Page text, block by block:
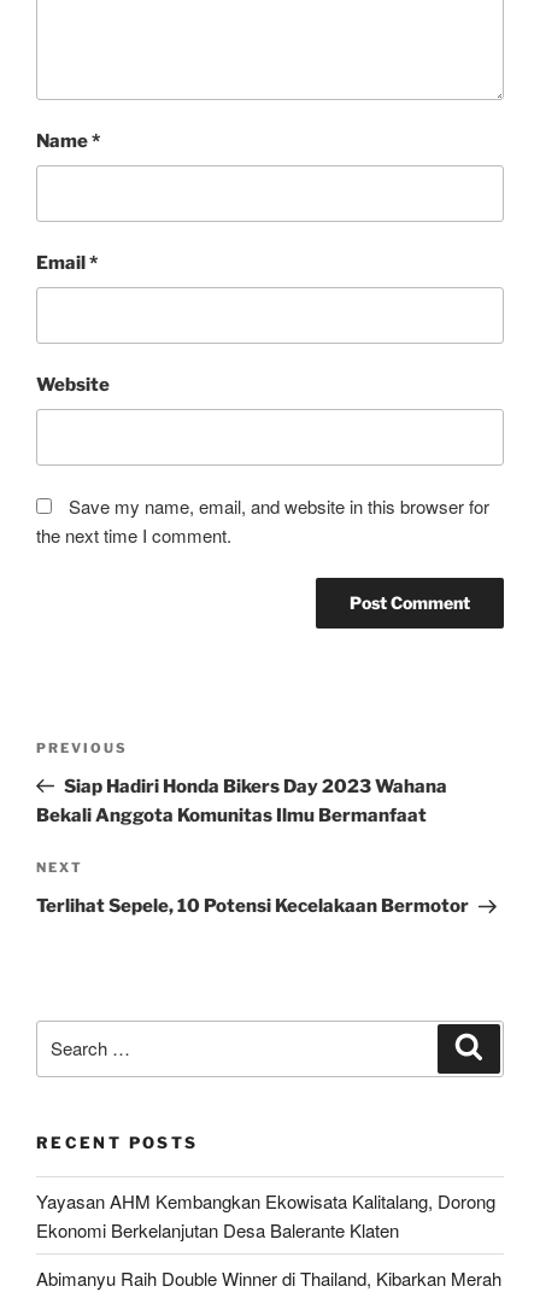
Name*
Email*
Website
Save my name, email, and website in this browser for
the next time I comment.
Previous
Post
PREVIOUS
Siap Hadiri Honda Bikers Day 2023 Wahana
Bekali Anggota Komunitas Ilmu Bermanfaat
Next
Post
NEXT
Terlihat Sepele, 10 Potensi Kecelakaan Bermotor
for:
RECENT POSTS
Yayasan AHM Kembangkan Ekowisata Kalitalang, Dorong
Ekonomi Berkelanjutan Desa Balerante Klaten
Abimanyu Raih Double Winner di Thailand, Kibarkan Merah